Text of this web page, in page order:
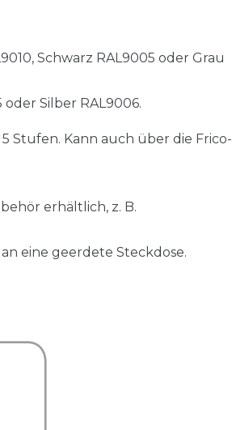
Schwarz RAL9005 oder Grau
oder Silber RAL9006.
Stufen. Kann auch über die Frico-
erhältlich, z. B.
eine geerdete Steckdose.